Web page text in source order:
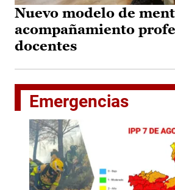
Nuevo modelo de
acompañamiento
docentes
Emergencias